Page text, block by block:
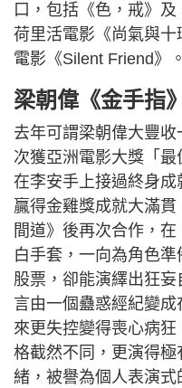
口，包括《色，戒》
荷里活電影《尚氣與
電影《Silent Friend》。
梁朝偉《金手指
去年可謂梁朝偉大豐
次獲亞洲電影大獎「
在李安手上接過終身成
贏得金雞獎成就大滿
間道》後再次合作，
白手套，一向為角色
股票，卻能演繹出狂
言由一個蠱惑經紀變
來更失控變得喪心病
格截然不同，更演得
緒，被譽為個人表演式